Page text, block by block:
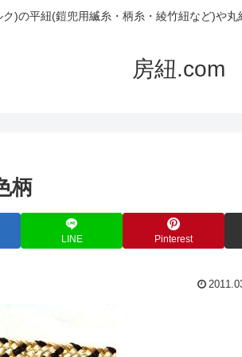
)の平紐(鎧兜用縅糸・柄糸・綾竹紐など)や
房紐.com
柄
LINE Pinterest